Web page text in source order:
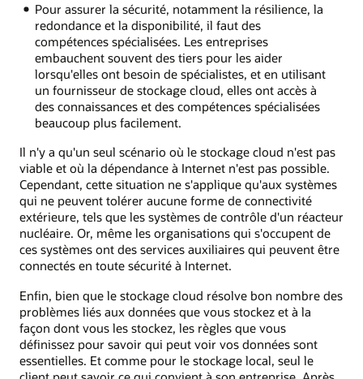
Pour assurer la sécurité, notamment la résilience, la
redondance et la disponibilité, il faut des
compétences spécialisées. Les entreprises
embauchent souvent des tiers pour les aider
lorsqu'elles ont besoin de spécialistes, et en utilisant
un fournisseur de stockage cloud, elles ont accès à
des connaissances et des compétences spécialisées
beaucoup plus facilement.
Il n'y a qu'un seul scénario où le stockage cloud n'est pas
viable et où la dépendance à Internet n'est pas possible.
Cependant, cette situation ne s'applique qu'aux systèmes
qui ne peuvent tolérer aucune forme de connectivité
extérieure, tels que les systèmes de contrôle d'un réacteur
nucléaire. Or, même les organisations qui s'occupent de
ces systèmes ont des services auxiliaires qui peuvent être
connectés en toute sécurité à Internet.
Enfin, bien que le stockage cloud résolve bon nombre des
problèmes liés aux données que vous stockez et à la
façon dont vous les stockez, les règles que vous
définissez pour savoir qui peut voir vos données sont
essentielles. Et comme pour le stockage local, seul le